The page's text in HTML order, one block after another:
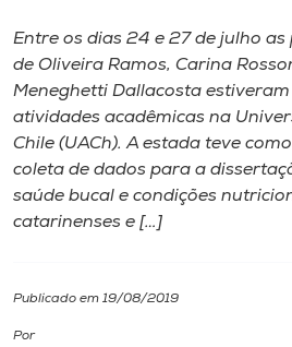
A
Internacionalização
I.nova
Cultura
Entre os dias 24 e 27 de julho
de Oliveira Ramos, Carina
Meneghetti Dallacosta
atividades acadêmicas na
Chile (UACh). A estada teve
coleta de dados para a
saúde bucal e condições
catarinenses e […]
Publicado em 19/08/2019
Por